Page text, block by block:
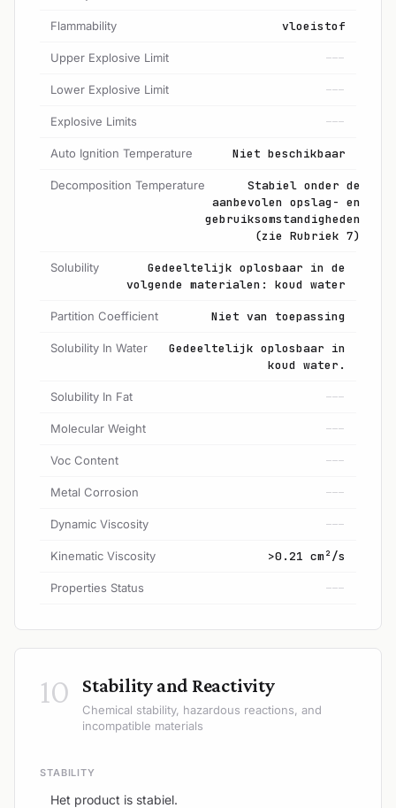
Flammability vloeistof
Upper Explosive Limit ---
Lower Explosive Limit ---
Explosive Limits ---
Auto Ignition Temperature Niet beschikbaar
Decomposition Temperature
Stabiel onder de
aanbevolen opslag- en
gebruiksomstandigheden
(zie Rubriek 7)
Solubility
Gedeeltelijk oplosbaar in de
volgende materialen: koud water
Partition Coefficient Niet van toepassing
Solubility In Water
Gedeeltelijk oplosbaar in
koud water.
Solubility In Fat ---
Molecular Weight ---
Voc Content ---
Metal Corrosion ---
Dynamic Viscosity ---
Kinematic Viscosity >0.21 cm²/s
Properties Status ---
10 Stability and Reactivity
Chemical stability, hazardous reactions, and
incompatible materials
STABILITY
Het product is stabiel.